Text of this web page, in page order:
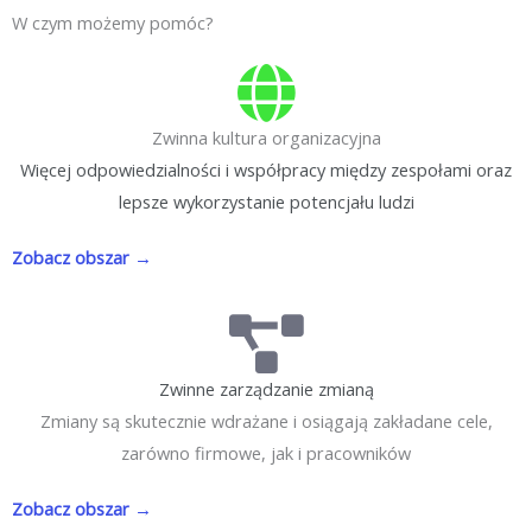
W czym możemy pomóc?
Zwinna kultura organizacyjna
Więcej odpowiedzialności i współpracy między zespołami oraz
lepsze wykorzystanie potencjału ludzi
Zobacz obszar →
Zwinne zarządzanie zmianą
Zmiany są skutecznie wdrażane i osiągają zakładane cele,
zarówno firmowe, jak i pracowników
Zobacz obszar →